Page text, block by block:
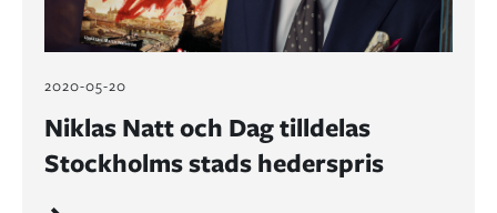
2020-05-20
Niklas Natt och Dag tilldelas
Stockholms stads hederspris